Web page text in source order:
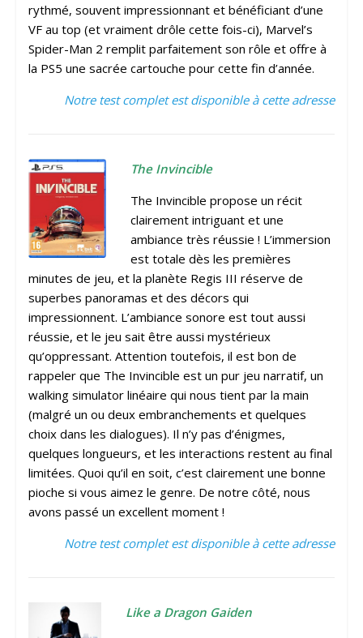
rythmé, souvent impressionnant et bénéficiant d’une
VF au top (et vraiment drôle cette fois-ci), Marvel’s
Spider-Man 2 remplit parfaitement son rôle et offre à
la PS5 une sacrée cartouche pour cette fin d’année.
Notre test complet est disponible à cette adresse
The Invincible
The Invincible propose un récit
clairement intriguant et une
ambiance très réussie ! L’immersion
est totale dès les premières
minutes de jeu, et la planète Regis III réserve de
superbes panoramas et des décors qui
impressionnent. L’ambiance sonore est tout aussi
réussie, et le jeu sait être aussi mystérieux
qu’oppressant. Attention toutefois, il est bon de
rappeler que The Invincible est un pur jeu narratif, un
walking simulator linéaire qui nous tient par la main
(malgré un ou deux embranchements et quelques
choix dans les dialogues). Il n’y pas d’énigmes,
quelques longueurs, et les interactions restent au final
limitées. Quoi qu’il en soit, c’est clairement une bonne
pioche si vous aimez le genre. De notre côté, nous
avons passé un excellent moment !
Notre test complet est disponible à cette adresse
Like a Dragon Gaiden